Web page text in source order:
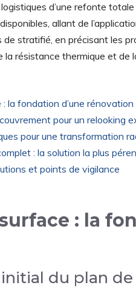
d’une refonte
allant de
stratifié, en précisant les
la résistance thermique et de
la fondation d’une rénovation
pour un relooking
pour une transformation
: la solution la plus
et points de vigilance
: la
du plan de